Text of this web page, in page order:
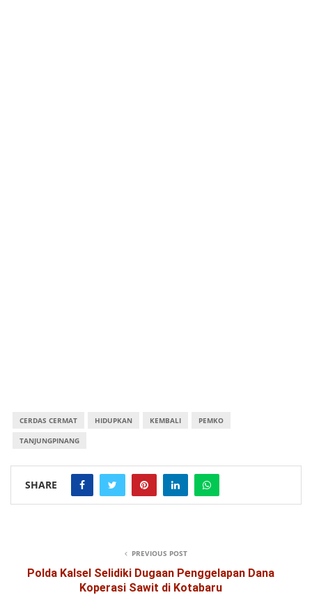
CERDAS CERMAT HIDUPKAN KEMBALI PEMKO
TANJUNGPINANG
SHARE
PREVIOUS POST
Polda Kalsel Selidiki Dugaan Penggelapan Dana
Koperasi Sawit di Kotabaru